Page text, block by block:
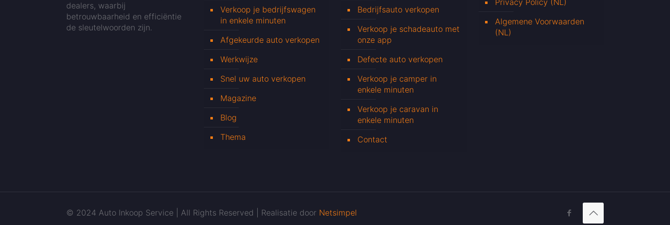
dealers, waarbij
betrouwbaarheid en efficiëntie
de sleutelwoorden zijn.
Verkoop je bedrijfswagen
in enkele minuten
Afgekeurde auto verkopen
Werkwijze
Snel uw auto verkopen
Magazine
Blog
Thema
Bedrijfsauto verkopen
Verkoop je schadeauto met
onze app
Defecte auto verkopen
Verkoop je camper in
enkele minuten
Verkoop je caravan in
enkele minuten
Contact
Privacy Policy (NL)
Algemene Voorwaarden
(NL)
© 2024 Auto Inkoop Service | All Rights Reserved | Realisatie door Netsimpel